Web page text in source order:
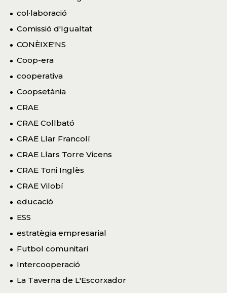
col·laboració
Comissió d'Igualtat
CONÈIXE'NS
Coop-era
cooperativa
Coopsetània
CRAE
CRAE Collbató
CRAE Llar Francolí
CRAE Llars Torre Vicens
CRAE Toni Inglès
CRAE Vilobí
educació
ESS
estratègia empresarial
Futbol comunitari
Intercooperació
La Taverna de L'Escorxador